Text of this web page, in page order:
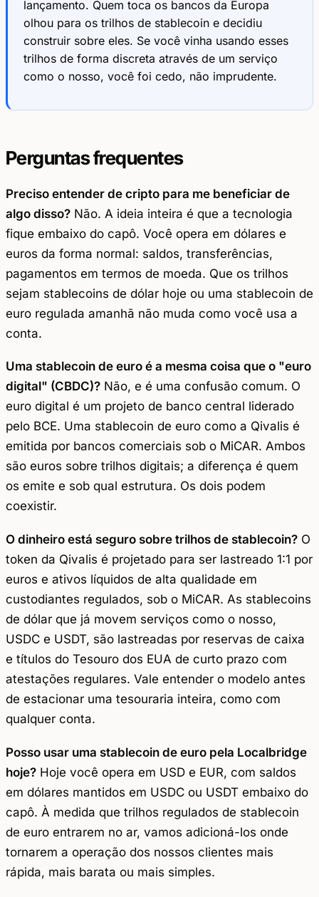
lançamento. Quem toca os bancos da Europa
olhou para os trilhos de stablecoin e decidiu
construir sobre eles. Se você vinha usando esses
trilhos de forma discreta através de um serviço
como o nosso, você foi cedo, não imprudente.
Perguntas frequentes
Preciso entender de cripto para me beneficiar de
algo disso? Não. A ideia inteira é que a tecnologia
fique embaixo do capô. Você opera em dólares e
euros da forma normal: saldos, transferências,
pagamentos em termos de moeda. Que os trilhos
sejam stablecoins de dólar hoje ou uma stablecoin de
euro regulada amanhã não muda como você usa a
conta.
Uma stablecoin de euro é a mesma coisa que o "euro
digital" (CBDC)? Não, e é uma confusão comum. O
euro digital é um projeto de banco central liderado
pelo BCE. Uma stablecoin de euro como a Qivalis é
emitida por bancos comerciais sob o MiCAR. Ambos
são euros sobre trilhos digitais; a diferença é quem
os emite e sob qual estrutura. Os dois podem
coexistir.
O dinheiro está seguro sobre trilhos de stablecoin? O
token da Qivalis é projetado para ser lastreado 1:1 por
euros e ativos líquidos de alta qualidade em
custodiantes regulados, sob o MiCAR. As stablecoins
de dólar que já movem serviços como o nosso,
USDC e USDT, são lastreadas por reservas de caixa
e títulos do Tesouro dos EUA de curto prazo com
atestações regulares. Vale entender o modelo antes
de estacionar uma tesouraria inteira, como com
qualquer conta.
Posso usar uma stablecoin de euro pela Localbridge
hoje? Hoje você opera em USD e EUR, com saldos
em dólares mantidos em USDC ou USDT embaixo do
capô. À medida que trilhos regulados de stablecoin
de euro entrarem no ar, vamos adicioná-los onde
tornarem a operação dos nossos clientes mais
rápida, mais barata ou mais simples.